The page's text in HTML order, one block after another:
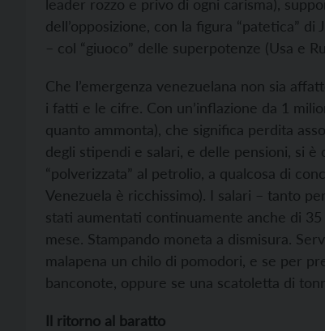
leader rozzo e privo di ogni carisma),
dell’opposizione, con la figura “patetica”
– col “giuoco” delle superpotenze (Usa e
Che l’emergenza venezuelana non sia
i fatti e le cifre. Con un’inflazione da 1
quanto ammonta), che significa perdita
degli stipendi e salari, e delle pensioni, si
“polverizzata” al petrolio, a qualcosa di
Venezuela è ricchissimo). I salari – tanto
stati aumentati continuamente anche di
mese. Stampando moneta a dismisura.
malapena un chilo di pomodori, e se per
banconote, oppure se una scatoletta di
Il ritorno al baratto